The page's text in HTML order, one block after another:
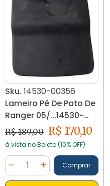
Sku. 14530-00356
Lameiro Pé De Pato De
Ranger 05/...14530-
00356
R$ 189,00 R$ 170,10
à vista no Boleto (10% OFF)
Diminuir Quantidade
Quantidade
AdicionarComprar